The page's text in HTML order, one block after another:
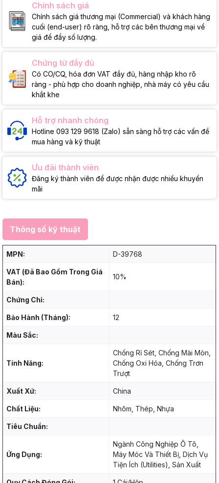
Chính sách giá
Chính sách giá thương mại (Commercial) và khách hàng
cuối (end-user) rõ ràng, hỗ trợ các bên thương mại về
giá để đẩy số lượng.
Chứng từ đầy đủ
Có CO/CQ, hóa đơn VAT đầy đủ, hàng nhập kho rõ
ràng - phù hợp cho doanh nghiệp, nhà máy có yêu cầu
khắt khe
Hỗ trợ nhanh chóng
Hotline 093 129 9618 (Zalo) sẵn sàng hỗ trợ các vấn đề
mua hàng và kỹ thuật
Ưu đãi thành viên
Đăng ký thành viên để được nhận được nhiều khuyến
mãi
Thông số kỹ thuật
MPN: D-39768
VAT (Đã Bao Gồm Trong Giá
Bán):
10%
Chứng Chỉ:
Bảo Hành (Tháng): 12
Màu Sắc:
Tính Năng:
Chống Rỉ Sét, Chống Mài Mòn,
Chống Oxi Hóa, Chống Trơn
Trượt
Xuất Xứ: China
Chất Liệu: Nhôm, Thép, Nhựa
Tiêu Chuẩn:
Ứng Dụng:
Ngành Công Nghiệp Ô Tô,
Máy Móc Và Thiết Bị, Dịch Vụ
Tiện Ích (Utilities), Sản Xuất